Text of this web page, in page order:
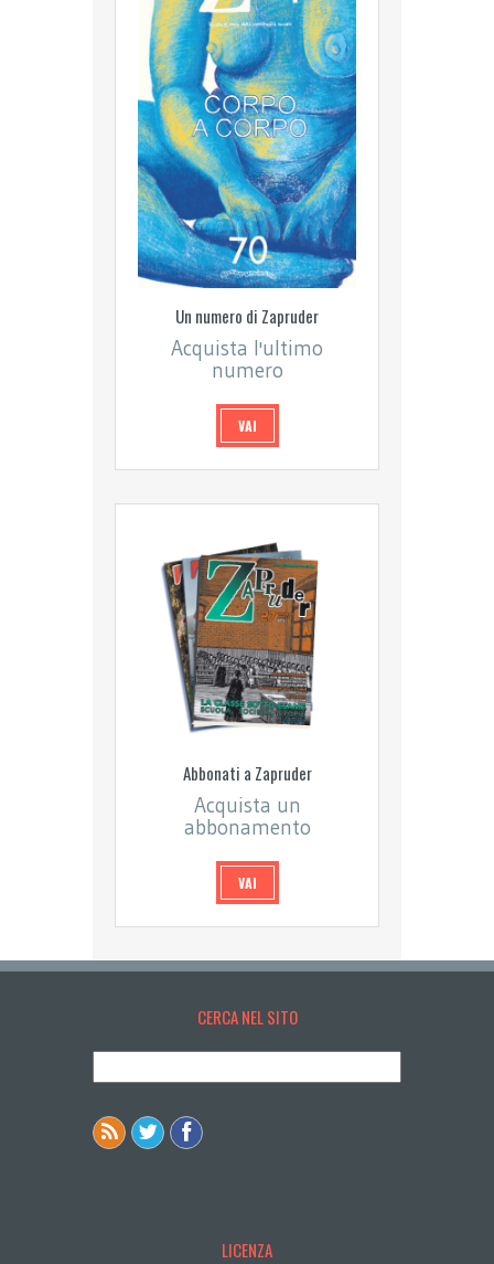
Un numero di Zapruder
Acquista l'ultimo
numero
VAI
Abbonati a Zapruder
Acquista un
abbonamento
VAI
CERCA NEL SITO
LICENZA